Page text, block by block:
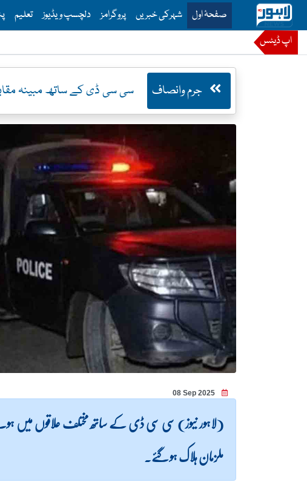
صفحۂ اولThis is the main menu for Lahore News
شہرکی خبریں پروگرامز دلچسپ ویڈیوز تعلیم
اپ ڈیٹس
سی سی ڈی کے ساتھ مبینہ
08 Sep 2025
(لاہور نیوز) سی سی ڈی کے ساتھ مختلف علاقوں میں
ملزمان ہلاک ہو گئے۔